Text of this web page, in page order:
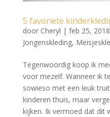
5 favoriete
door Cheryl | feb 25, 2018
Jongenskleding,
Tegenwoordig koop ik
voor mezelf. Wanneer ik
sowieso met een leuk
kinderen thuis, maar
kijken. Ik vermoed dat dit